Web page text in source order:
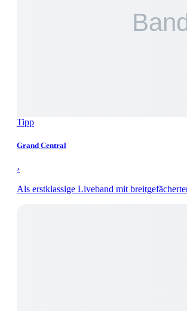
Tipp
Grand Central
›
Als erstklassige Liveband mit